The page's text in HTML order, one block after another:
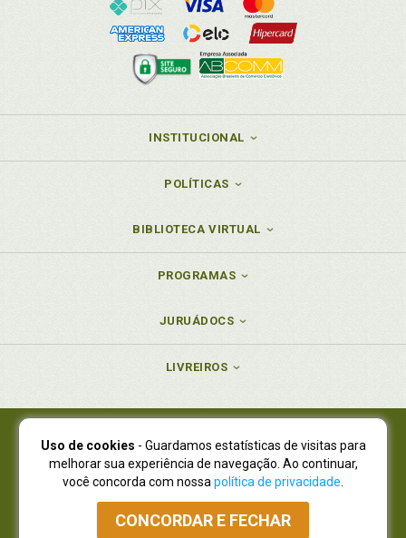
INSTITUCIONAL
POLÍTICAS
BIBLIOTECA VIRTUAL
PROGRAMAS
JURUÁDOCS
LIVREIROS
Juruá Editora Ltda., CNPJ 77.535.508/0001-19
Juruá Informática Ltda., CNPJ 01.701.561/0001-80
NOVO ENDEREÇO:R. Flávio Dallegrave, 7665, São Lourenço |
Curitiba - Paraná - CEP 82210-310
Atendimento: (41) 4009-3900|Vendas Atacado: (41) 4009-3939
Uso de cookies - Guardamos estatísticas de visitas para
melhorar sua experiência de navegação. Ao continuar,
você concorda com nossa política de privacidade
CONCORDAR E FECHAR